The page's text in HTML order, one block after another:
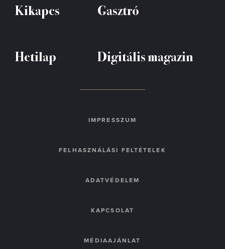
Kikapcs Gasztró
Hetilap Digitális magazin
IMPRESSZUM
FELHASZNÁLÁSI FELTÉTELEK
ADATVÉDELEM
KAPCSOLAT
MÉDIAAJÁNLAT